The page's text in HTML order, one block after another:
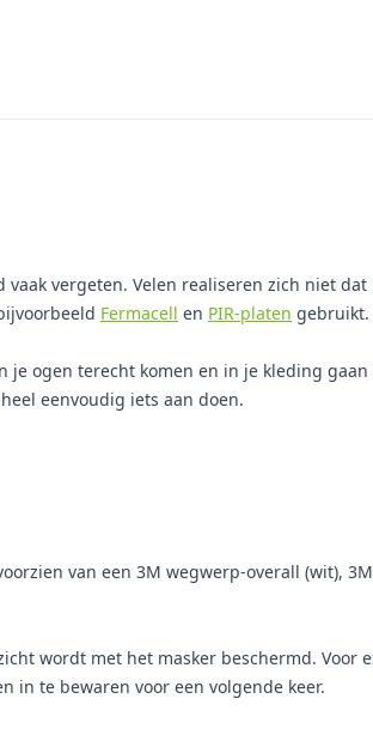
vergeten. Velen realiseren zich niet
Fermacell en PIR-platen gebruikt.
je ogen terecht komen en in je kleding
eenvoudig iets aan doen.
van een 3M wegwerp-overall (wit),
wordt met het masker beschermd. Voor
in te bewaren voor een volgende keer.